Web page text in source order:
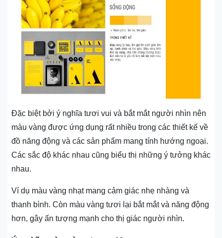
Đặc biệt bởi ý nghĩa tươi vui và bắt mắt người nhìn nên
màu vàng được ứng dụng rất nhiều trong các thiết kế về
đồ năng động và các sản phẩm mang tính hướng ngoại.
Các sắc độ khác nhau cũng biểu thị những ý tưởng khác
nhau.
Ví dụ màu vàng nhạt mang cảm giác nhẹ nhàng và
thanh bình. Còn màu vàng tươi lại bắt mắt và năng động
hơn, gây ấn tượng mạnh cho thị giác người nhìn.